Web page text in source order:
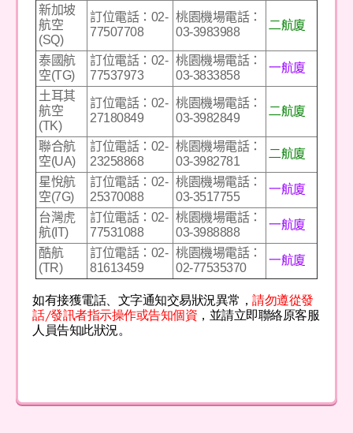
新加坡
航空
(SQ)
訂位電話：02-
77507708
桃園機場電話：
03-3983988
二航廈
泰國航
空(TG)
訂位電話：02-
77537973
桃園機場電話：
03-3833858
一航廈
土耳其
航空
(TK)
訂位電話：02-
27180849
桃園機場電話：
03-3982849
二航廈
聯合航
空(UA)
訂位電話：02-
23258868
桃園機場電話：
03-3982781
二航廈
星悅航
空(7G)
訂位電話：02-
25370088
桃園機場電話：
03-3517755
一航廈
台灣虎
航(IT)
訂位電話：02-
77531088
桃園機場電話：
03-3988888
一航廈
酷航
(TR)
訂位電話：02-
81613459
桃園機場電話：
02-77535370
一航廈
如有接獲電話、文字通知交易狀況異常， 請勿遵從發
話/發訊者指示操作或告知個資 ，並請立即聯絡原客服
人員告知此狀況。